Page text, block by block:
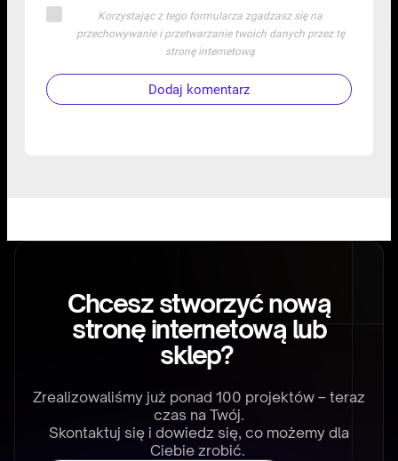
Korzystając z tego formularza zgadzasz się na
przechowywanie i przetwarzanie twoich danych przez tę
stronę internetową
Dodaj komentarz
Chcesz stworzyć nową
stronę internetową lub
sklep?
Zrealizowaliśmy już ponad 100 projektów – teraz
czas na Twój.
Skontaktuj się i dowiedz się, co możemy dla
Ciebie zrobić.